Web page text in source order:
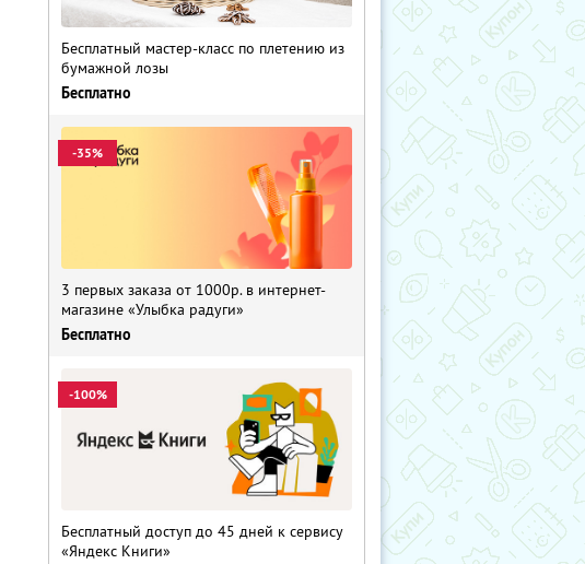
Бесплатный мастер-класс по плетению из
бумажной лозы
Бесплатно
-35%
3 первых заказа от 1000р. в интернет-
магазине «Улыбка радуги»
Бесплатно
-100%
Бесплатный доступ до 45 дней к сервису
«Яндекс Книги»